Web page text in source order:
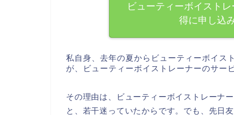
ビューティーボイスト
得に申し込
私自身、去年の夏からビューティーボイス
が、ビューティーボイストレーナーのサー
その理由は、ビューティーボイストレーナ
と、若干迷っていたからです。でも、先日